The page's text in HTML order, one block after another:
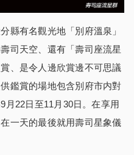
縣有名觀光地「別府溫泉」
司天空、還有「壽司座流星
、是令人邊欣賞邊不可思議
鑑賞的場地包含別府市内對
月22日至11月30日。在享用
一天的最後就用壽司星象儀